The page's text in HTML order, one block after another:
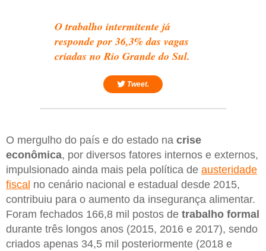
O trabalho intermitente já
responde por 36,3% das vagas
criadas no Rio Grande do Sul.
Tweet.
O mergulho do país e do estado na crise
econômica, por diversos fatores internos e externos,
impulsionado ainda mais pela política de austeridade
fiscal no cenário nacional e estadual desde 2015,
contribuiu para o aumento da insegurança alimentar.
Foram fechados 166,8 mil postos de trabalho formal
durante três longos anos (2015, 2016 e 2017), sendo
criados apenas 34,5 mil posteriormente (2018 e